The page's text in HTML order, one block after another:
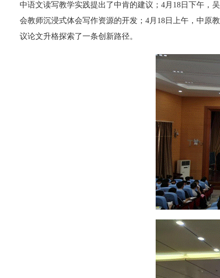
中语文读写教学实践提出了中肯的建议；4月18日下午，
会教师沉浸式体会写作资源的开发；4月18日上午，中原
议论文升格探索了一条创新路径。